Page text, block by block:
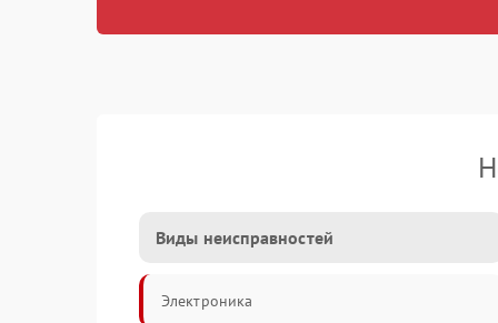
Виды неисправностей
Электроника